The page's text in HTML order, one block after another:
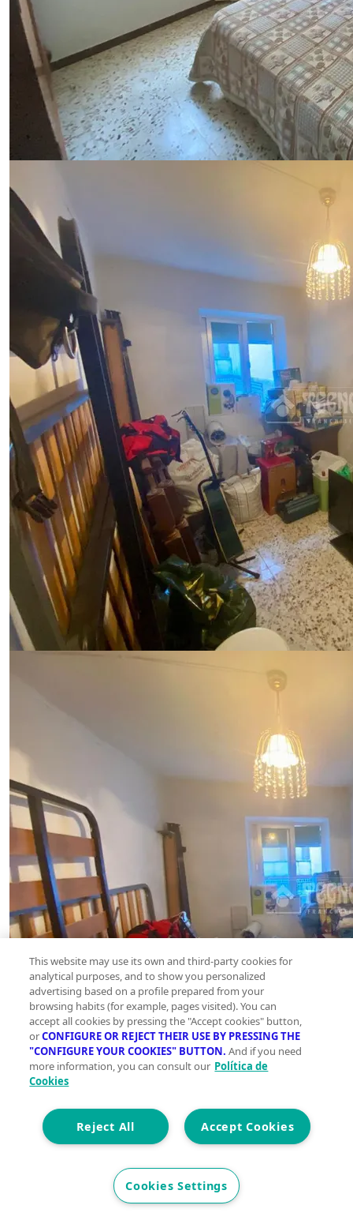
This website may use its own and third-party cookies for
analytical purposes, and to show you personalized
advertising based on a profile prepared from your
browsing habits (for example, pages visited). You can
accept all cookies by pressing the "Accept cookies" button,
orCONFIGURE OR REJECT THEIR USE BY PRESSING THE
"CONFIGURE YOUR COOKIES" BUTTON. And if you need
more information, you can consult our Política de
Cookies
Accept Cookies
Reject All
Cookies Settings